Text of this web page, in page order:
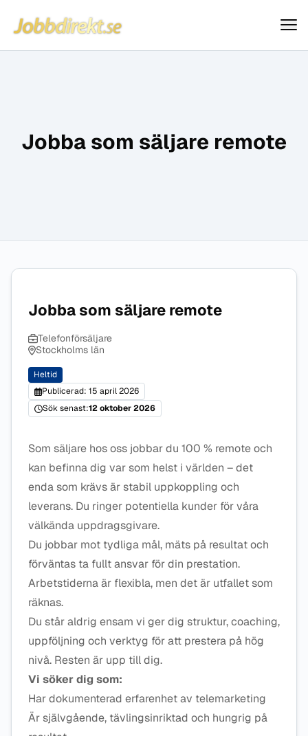
Hoppa till innehåll
Jobbdirekt
Jobba som säljare remote
Jobba som säljare remote
Telefonförsäljare
Stockholms län
Heltid
Publicerad: 15 april 2026
Sök senast:12 oktober 2026
Som säljare hos oss jobbar du 100 % remote och
kan befinna dig var som helst i världen – det
enda som krävs är stabil uppkoppling och
leverans. Du ringer potentiella kunder för våra
välkända uppdragsgivare.
Du jobbar mot tydliga mål, mäts på resultat och
förväntas ta fullt ansvar för din prestation.
Arbetstiderna är flexibla, men det är utfallet som
räknas.
Du står aldrig ensam vi ger dig struktur, coaching,
uppföljning och verktyg för att prestera på hög
nivå. Resten är upp till dig.
Vi söker dig som:
Har dokumenterad erfarenhet av telemarketing
Är självgående, tävlingsinriktad och hungrig på